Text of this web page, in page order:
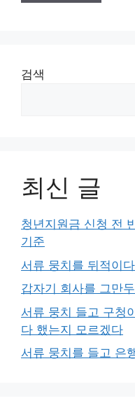
검색
최신 글
청년지원금 신청 전
기준
서류 뭉치를 뒤적이
갑자기 회사를 그만
서류 뭉치 들고 구청
다 했는지 모르겠다
서류 뭉치를 들고 은